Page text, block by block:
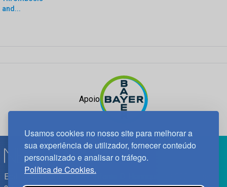
Usamos cookies no nosso site para melhorar a
sua experiência de utilizador, fornecer conteúdo
personalizado e analisar o tráfego.
Política de Cookies.
and...
Apoio
Edif. Lisboa Oriente | Av. Infante D. Henrique, n.º 333H, esc.